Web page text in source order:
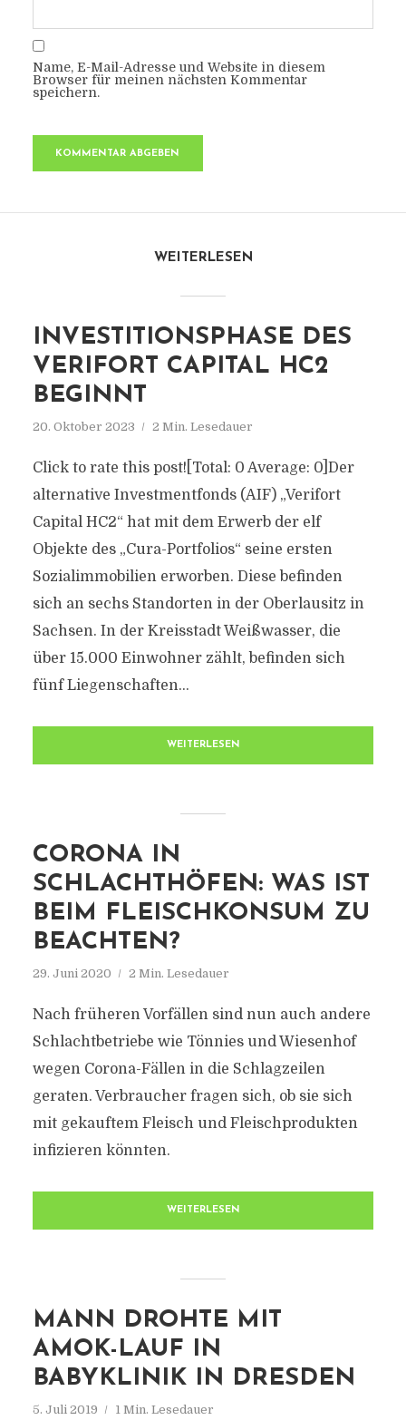
Name, E-Mail-Adresse und Website in diesem
Browser für meinen nächsten Kommentar
speichern.
WEITERLESEN
INVESTITIONSPHASE DES
VERIFORT CAPITAL HC2
BEGINNT
20. Oktober 2023 2 Min. Lesedauer
Click to rate this post![Total: 0 Average: 0]Der
alternative Investmentfonds (AIF) „Verifort
Capital HC2“ hat mit dem Erwerb der elf
Objekte des „Cura-Portfolios“ seine ersten
Sozialimmobilien erworben. Diese befinden
sich an sechs Standorten in der Oberlausitz in
Sachsen. In der Kreisstadt Weißwasser, die
über 15.000 Einwohner zählt, befinden sich
fünf Liegenschaften...
WEITERLESEN
CORONA IN
SCHLACHTHÖFEN: WAS IST
BEIM FLEISCHKONSUM ZU
BEACHTEN?
29. Juni 2020 2 Min. Lesedauer
Nach früheren Vorfällen sind nun auch andere
Schlachtbetriebe wie Tönnies und Wiesenhof
wegen Corona-Fällen in die Schlagzeilen
geraten. Verbraucher fragen sich, ob sie sich
mit gekauftem Fleisch und Fleischprodukten
infizieren könnten.
WEITERLESEN
MANN DROHTE MIT
AMOK-LAUF IN
BABYKLINIK IN DRESDEN
5. Juli 2019 1 Min. Lesedauer